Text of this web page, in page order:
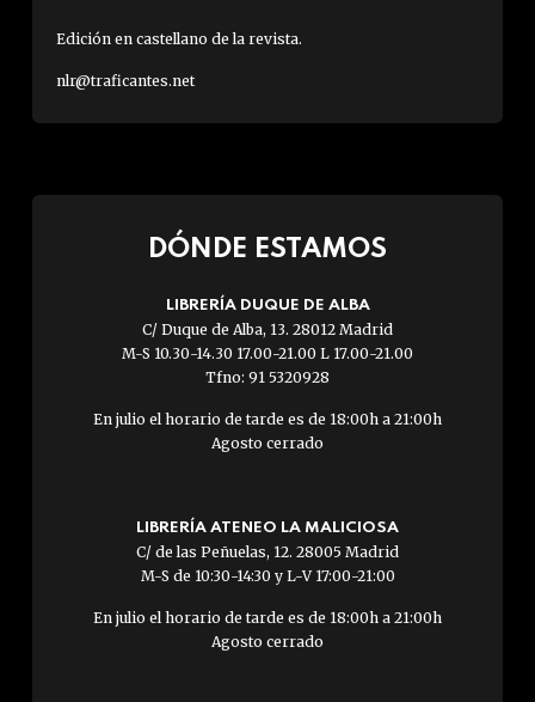
Edición en castellano de la revista.
nlr@traficantes.net
DÓNDE ESTAMOS
LIBRERÍA DUQUE DE ALBA
C/ Duque de Alba, 13. 28012 Madrid
M-S 10.30-14.30 17.00-21.00 L 17.00-21.00
Tfno: 91 5320928
En julio el horario de tarde es de 18:00h a 21:00h
Agosto cerrado
LIBRERÍA ATENEO LA MALICIOSA
C/ de las Peñuelas, 12. 28005 Madrid
M-S de 10:30-14:30 y L-V 17:00-21:00
En julio el horario de tarde es de 18:00h a 21:00h
Agosto cerrado